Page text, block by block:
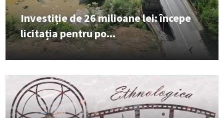
Investiție de 26 milioane lei: începe
licitația pentru po...